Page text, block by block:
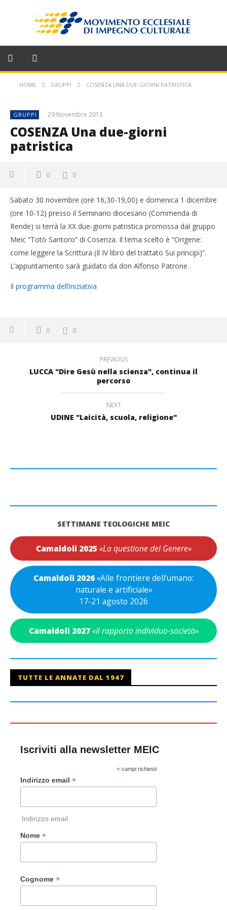
HOME GRUPPI COSENZA UNA DUE-GIORNI PATRISTICA
GRUPPI 29 Novembre 2013
COSENZA Una due-giorni
patristica
0 0
Sabato 30 novembre (ore 16,30-19,00) e domenica 1 dicembre
(ore 10-12) presso il Seminario diocesano (Commenda di
Rende) si terrà la XX due-giorni patristica promossa dal gruppo
Meic “Totò Santoro” di Cosenza. Il tema scelto è “Origene:
come leggere la Scrittura (Il IV libro del trattato Sui principi)”.
L’appuntamento sarà guidato da don Alfonso Patrone.
Il programma dell’iniziativa
0 0
PREVIOUS
LUCCA "Dire Gesù nella scienza", continua il
percorso
NEXT
UDINE "Laicità, scuola, religione"
SETTIMANE TEOLOGICHE MEIC
Camaldoli 2025 «La questione del Genere»
Camaldoli 2026«Alle frontiere dell’umano:
naturale e artificiale»
17-21 agosto 2026
Camaldoli 2027 «Il rapporto individuo-società»
TUTTE LE ANNATE DAL 1947
Iscriviti alla newsletter MEIC
*campi richiesti
Indirizzo email *
Indirizzo email
Nome *
Cognome *